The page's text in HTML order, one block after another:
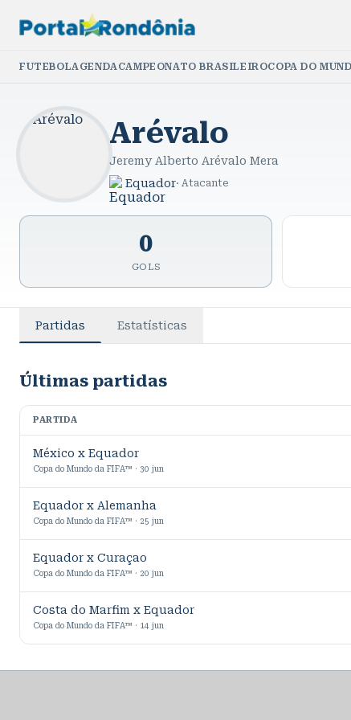
FUTEBOLAGENDACAMPEONATO BRASILEIROCOPA DO
Arévalo
Jeremy Alberto Arévalo Mera
Equador· Atacante
0
GOLS
Partidas Estatísticas
Últimas partidas
PARTIDA
México x Equador
Copa do Mundo da FIFA™ · 30 jun
Equador x Alemanha
Copa do Mundo da FIFA™ · 25 jun
Equador x Curaçao
Copa do Mundo da FIFA™ · 20 jun
Costa do Marfim x Equador
Copa do Mundo da FIFA™ · 14 jun